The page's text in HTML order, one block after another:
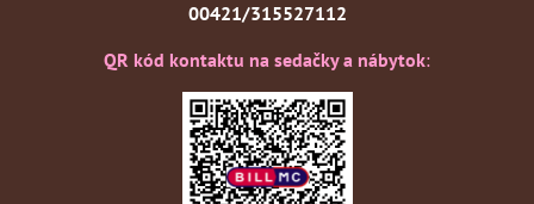
00421/315527112
QR kód kontaktu na sedačky a nábytok: